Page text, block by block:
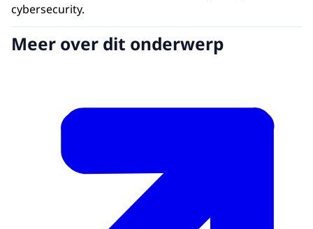
cybersecurity.
Meer over dit onderwerp